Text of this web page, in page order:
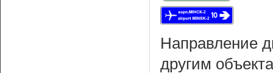
Направление
другим